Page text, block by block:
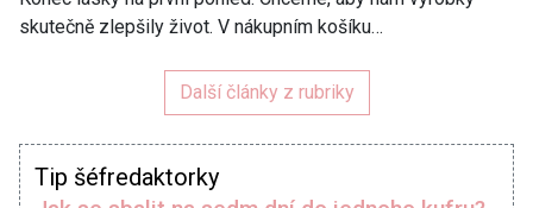
skutečně zlepšily život. V nákupním košíku…
Další články z rubriky
Tip šéfredaktorky